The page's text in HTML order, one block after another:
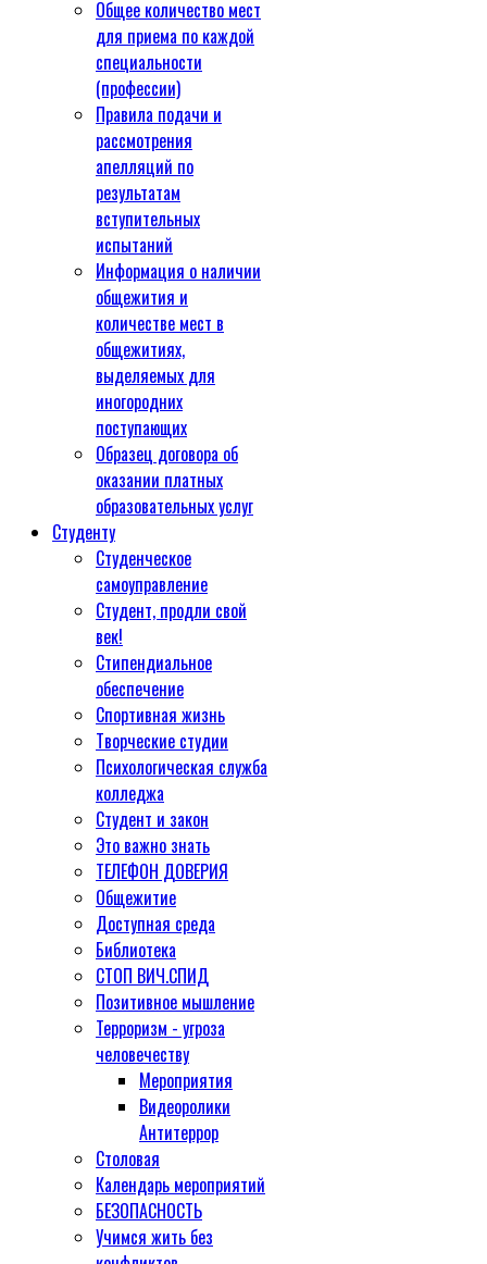
Общее количество мест
для приема по каждой
специальности
(профессии)
Правила подачи и
рассмотрения
апелляций по
результатам
вступительных
испытаний
Информация о наличии
общежития и
количестве мест в
общежитиях,
выделяемых для
иногородних
поступающих
Образец договора об
оказании платных
образовательных услуг
Студенту
Студенческое
самоуправление
Студент, продли свой
век!
Стипендиальное
обеспечение
Спортивная жизнь
Творческие студии
Психологическая служба
колледжа
Студент и закон
Это важно знать
ТЕЛЕФОН ДОВЕРИЯ
Общежитие
Доступная среда
Библиотека
СТОП ВИЧ.СПИД
Позитивное мышление
Терроризм - угроза
человечеству
Мероприятия
Видеоролики
Антитеррор
Столовая
Календарь мероприятий
БЕЗОПАСНОСТЬ
Учимся жить без